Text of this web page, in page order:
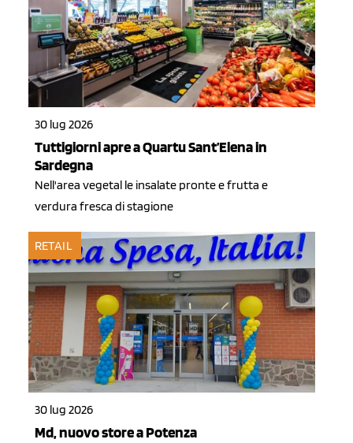
30 lug 2026
Tuttigiorni apre a Quartu Sant’Elena in
Sardegna
Nell'area vegetal le insalate pronte e frutta e
verdura fresca di stagione
RETAIL
30 lug 2026
Md, nuovo store a Potenza